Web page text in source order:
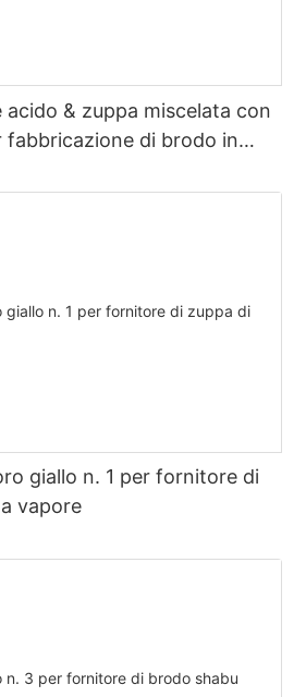
acido & zuppa miscelata con
fabbricazione di brodo in
giallo n. 1 per fornitore di
vapore